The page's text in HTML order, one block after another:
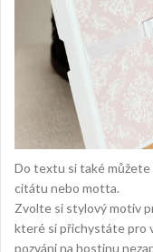
Do textu si také
citátu nebo motta.
Zvolte si stylový motiv
které si přichystáte pro
pozváni na hostinu